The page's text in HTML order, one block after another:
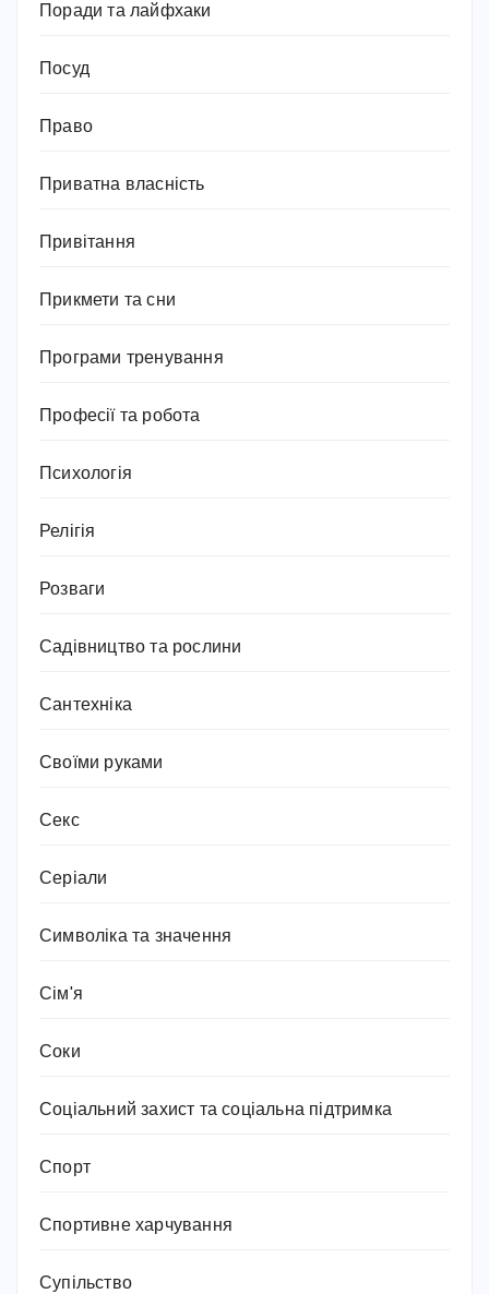
Поради та лайфхаки
Посуд
Право
Приватна власність
Привітання
Прикмети та сни
Програми тренування
Професії та робота
Психологія
Релігія
Розваги
Садівництво та рослини
Сантехніка
Своїми руками
Секс
Серіали
Символіка та значення
Сім'я
Соки
Соціальний захист та соціальна підтримка
Спорт
Спортивне харчування
Супільство